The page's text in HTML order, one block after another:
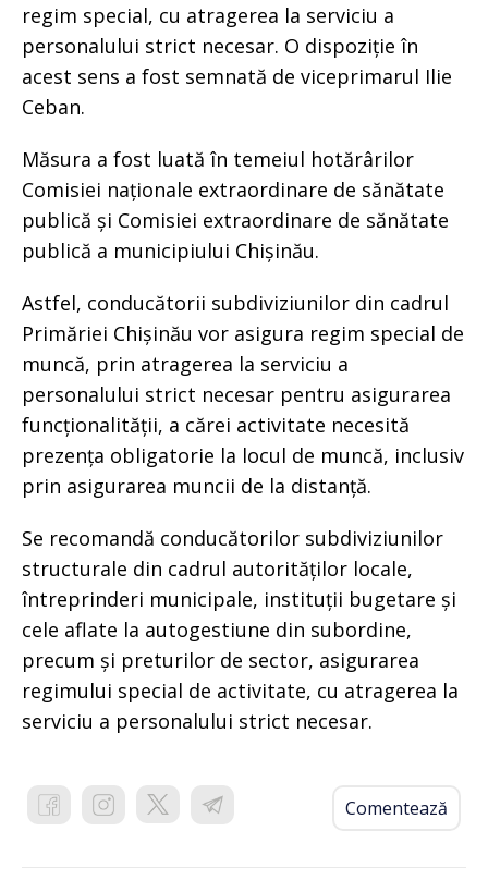
regim special, cu atragerea la serviciu a
personalului strict necesar. O dispoziție în
acest sens a fost semnată de viceprimarul Ilie
Ceban.
Măsura a fost luată în temeiul hotărârilor
Comisiei naționale extraordinare de sănătate
publică și Comisiei extraordinare de sănătate
publică a municipiului Chișinău.
Astfel, conducătorii subdiviziunilor din cadrul
Primăriei Chișinău vor asigura regim special de
muncă, prin atragerea la serviciu a
personalului strict necesar pentru asigurarea
funcționalității, a cărei activitate necesită
prezența obligatorie la locul de muncă, inclusiv
prin asigurarea muncii de la distanță.
Se recomandă conducătorilor subdiviziunilor
structurale din cadrul autorităților locale,
întreprinderi municipale, instituții bugetare și
cele aflate la autogestiune din subordine,
precum și preturilor de sector, asigurarea
regimului special de activitate, cu atragerea la
serviciu a personalului strict necesar.
Comentează